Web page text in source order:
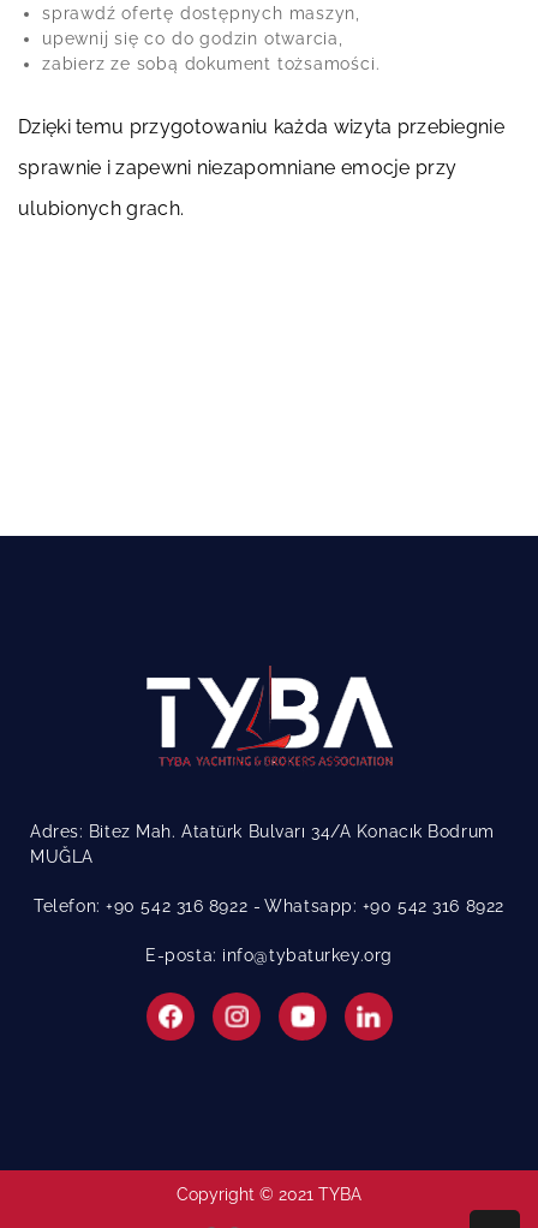
sprawdź ofertę dostępnych maszyn,
upewnij się co do godzin otwarcia,
zabierz ze sobą dokument tożsamości.
Dzięki temu przygotowaniu każda wizyta przebiegnie
sprawnie i zapewni niezapomniane emocje przy
ulubionych grach.
Adres: Bitez Mah. Atatürk Bulvarı 34/A Konacık Bodrum
MUĞLA
Telefon: +90 542 316 8922 Whatsapp: +90 542 316 8922
E-posta: info@tybaturkey.org
Copyright © 2021 TYBA